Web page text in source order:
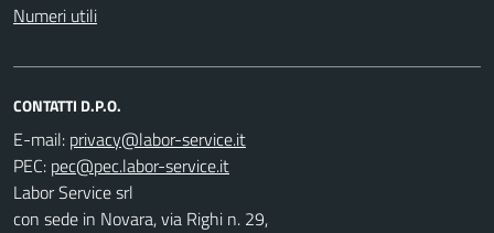
Numeri utili
CONTATTI D.P.O.
E-mail:
PEC:
Labor Service srl
con sede in Novara, via Righi n. 29,